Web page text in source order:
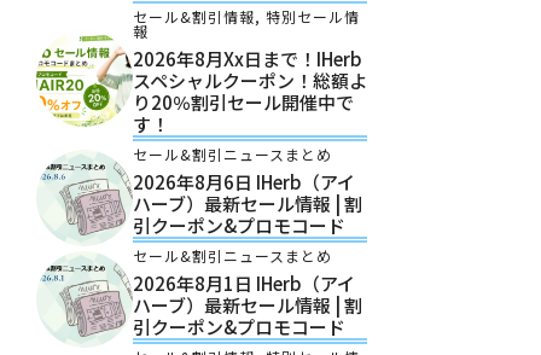
セール&割引情報, 特別セール情
報
2026年8月xx日まで！iHerb
スペシャルクーポン！総額よ
り20％割引セール開催中で
す！
セール&割引ニュースまとめ
2026年8月6日 IHerb（アイ
ハーブ）最新セール情報 | 割
引クーポン&プロモコード
セール&割引ニュースまとめ
2026年8月1日 IHerb（アイ
ハーブ）最新セール情報 | 割
引クーポン&プロモコード